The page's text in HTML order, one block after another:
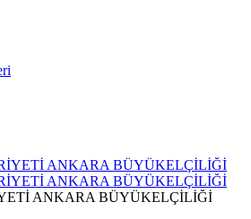
ANKARA BÜYÜKELÇİLİĞİ